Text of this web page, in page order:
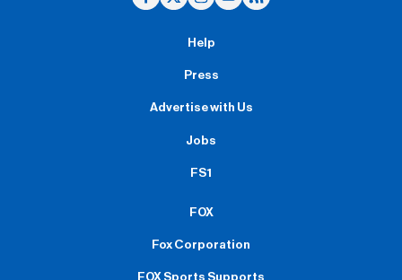
Help
Press
Advertise with Us
Jobs
FS1
FOX
Fox Corporation